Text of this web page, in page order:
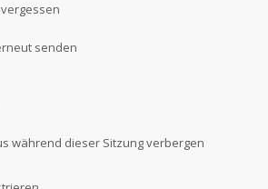
senden
während dieser Sitzung verbergen